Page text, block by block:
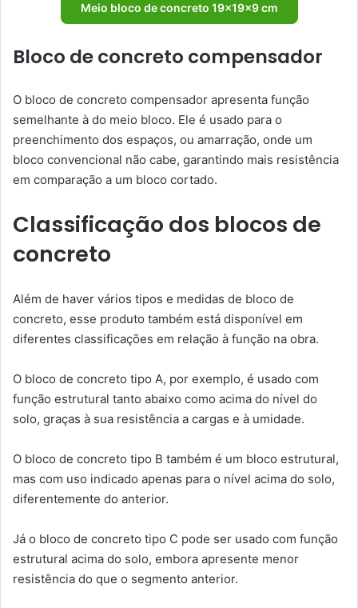
Meio bloco de concreto 19x19x9 cm
Bloco de concreto compensador
O bloco de concreto compensador apresenta função
semelhante à do meio bloco. Ele é usado para o
preenchimento dos espaços, ou amarração, onde um
bloco convencional não cabe, garantindo mais resistência
em comparação a um bloco cortado.
Classificação dos blocos de
concreto
Além de haver vários tipos e medidas de bloco de
concreto, esse produto também está disponível em
diferentes classificações em relação à função na obra.
O bloco de concreto tipo A, por exemplo, é usado com
função estrutural tanto abaixo como acima do nível do
solo, graças à sua resistência a cargas e à umidade.
O bloco de concreto tipo B também é um bloco estrutural,
mas com uso indicado apenas para o nível acima do solo,
diferentemente do anterior.
Já o bloco de concreto tipo C pode ser usado com função
estrutural acima do solo, embora apresente menor
resistência do que o segmento anterior.